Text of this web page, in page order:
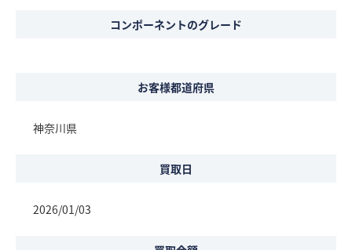
コンポーネントのグレード
お客様都道府県
神奈川県
買取日
2026/01/03